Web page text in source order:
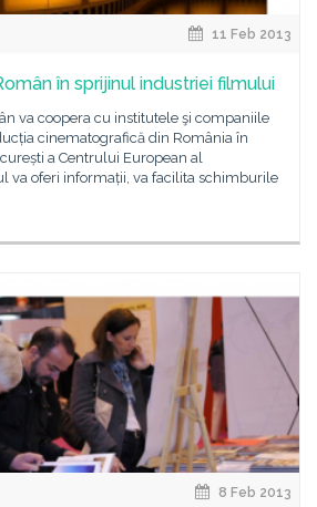
11 Feb 2013
în sprijinul industriei filmului
va coopera cu institutele şi companiile
cinematografică din România în
a Centrului European al
va oferi informații, va facilita schimburile
8 Feb 2013